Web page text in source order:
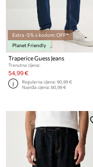
Extra -5% s kodom: OFF*
Planet Friendly
Traperice Guess Jeans
Trenutna cijena:
54,99 €
Regularna cijena:90,99 €
Najniža cijena:60,99 €